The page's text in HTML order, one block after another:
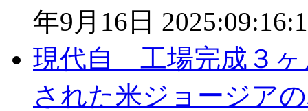
年9月16日
現代自 工場完成３
された米ジョージア